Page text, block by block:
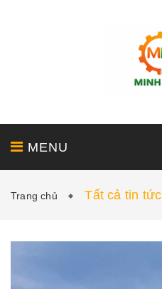
MENU
Trang chủ Tất cả tin tức